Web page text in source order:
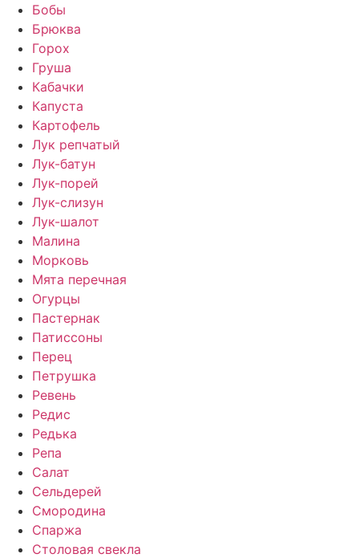
Бобы
Брюква
Горох
Груша
Кабачки
Капуста
Картофель
Лук репчатый
Лук-батун
Лук-порей
Лук-слизун
Лук-шалот
Малина
Морковь
Мята перечная
Огурцы
Пастернак
Патиссоны
Перец
Петрушка
Ревень
Редис
Редька
Репа
Салат
Сельдерей
Смородина
Спаржа
Столовая свекла